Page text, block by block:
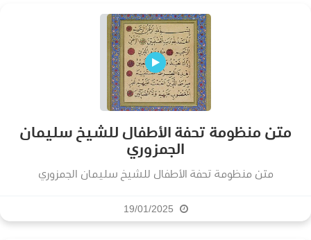
متن منظومة تحفة الأطفال للشيخ سليمان
الجمزوري
متن منظومة تحفة الأطفال للشيخ سليمان الجمزوري